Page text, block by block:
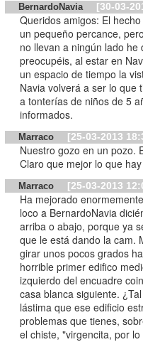
BernardoNavia [30-03-
Queridos amigos: El hecho de haber cambiado la cámara de ubicación fue
un pequeño percance,
no llevan a ningún lado
preocupéis, al estar en
un espacio de tiempo la
Navia volverá a ser lo que
a tonterías de niños de 5
informados.
Marraco [25-03-2013
Nuestro gozo en un pozo.
Claro que mejor lo que
Marraco [25-03-2013
Ha mejorado enormemente el enfoque de la cam.
loco a BernardoNavia
arriba o abajo, porque ya
que le está dando la cam.
girar unos pocos grados
horrible primer edifico
izquierdo del encuadre
casa blanca siguiente.
lástima que ese edificio
problemas que tienes,
el chiste, "virgencita, por